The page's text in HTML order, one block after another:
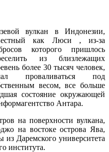
вулкан в Индонезии,
как Люси , из-за
которого пришлось
из близлежащих
более 30 тысяч человек,
проваливаться под
весом, все больше
состояние окружающей
Антара.
на поверхности вулкана,
на востоке острова Ява,
из Даремского университета
института.